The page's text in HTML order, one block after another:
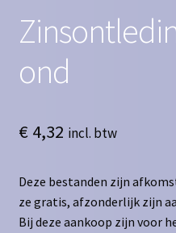
ond
€4,32 incl. btw
Deze bestanden zijn
ze gratis, afzonderlijk zijn
Bij deze aankoop zijn voor